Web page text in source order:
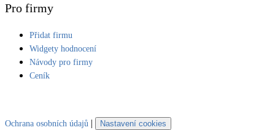
Pro firmy
Přidat firmu
Widgety hodnocení
Návody pro firmy
Ceník
Ochrana osobních údajů | Nastavení cookies